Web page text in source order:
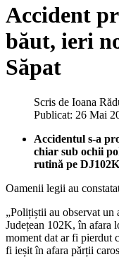
Accident
băut, ieri
Săpat
Scris de Ioana
Publicat: 26 Mai
Accidentul s-a
chiar sub ochii
rutină pe
Oamenii legii au
„Polițiștii au observat un
Județean 102K, în afara
moment dat ar fi pierdut
fi ieșit în afara părții